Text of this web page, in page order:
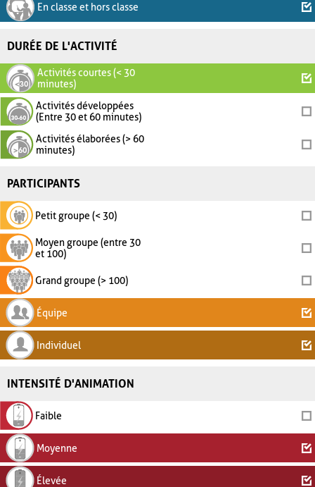
En classe et hors classe
DURÉE DE L'ACTIVITÉ
Activités courtes (< 30
minutes)
Activités développées
(Entre 30 et 60 minutes)
Activités élaborées (> 60
minutes)
PARTICIPANTS
Petit groupe (< 30)
Moyen groupe (entre 30
et 100)
Grand groupe (> 100)
Équipe
Individuel
INTENSITÉ D'ANIMATION
Faible
Moyenne
Élevée